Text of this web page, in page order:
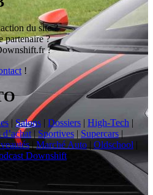
du site ?
partenaire ?
?
!
|Salons | Dossiers | High-Tech |
| Sportives | Supercars |
|Marché Auto | Oldschool |
Downshift